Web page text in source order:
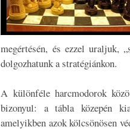
megértésén, és ezzel uraljuk,
dolgozhatunk a stratégiánkon.
A különféle harcmodorok
bizonyul: a tábla közepén
amelyikben azok kölcsönösen